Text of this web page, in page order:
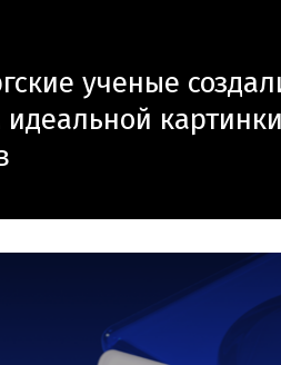
ученые
идеальной